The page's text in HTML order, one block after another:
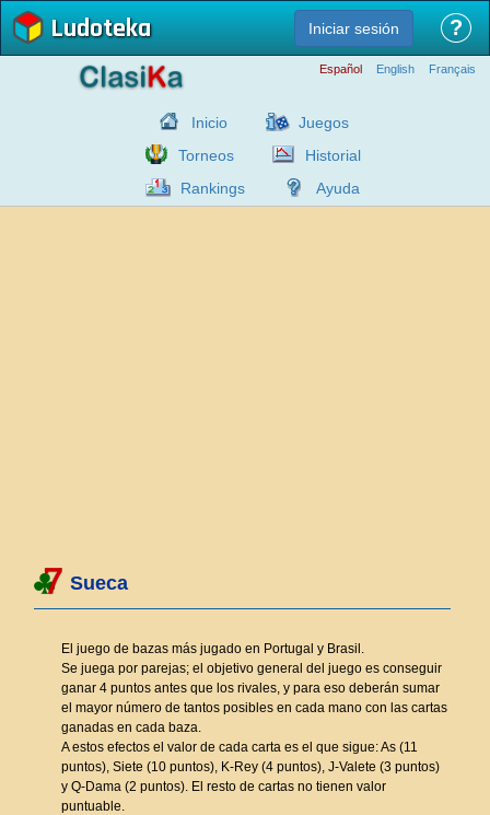
Ludoteka Iniciar sesión ?
Español English Français
Inicio
Juegos
Torneos
Historial
Rankings
Ayuda
Sueca
El juego de bazas más jugado en Portugal y Brasil.
Se juega por parejas; el objetivo general del juego es conseguir
ganar 4 puntos antes que los rivales, y para eso deberán sumar
el mayor número de tantos posibles en cada mano con las cartas
ganadas en cada baza.
A estos efectos el valor de cada carta es el que sigue: As (11
puntos), Siete (10 puntos), K-Rey (4 puntos), J-Valete (3 puntos)
y Q-Dama (2 puntos). El resto de cartas no tienen valor
puntuable.